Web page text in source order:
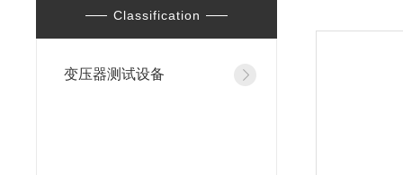
Classification
变压器测试设备